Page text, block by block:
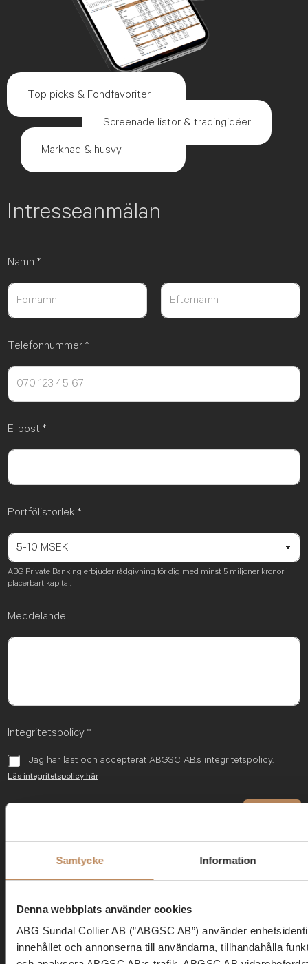
Samtycke Information
Denna webbplats använder cookies
ABG Sundal Collier AB (”ABGSC AB”) använder
innehållet och annonserna till användarna, tillhandahålla
Top picks & Fondfavoriter
Screenade listor & tradingidéer
Marknad & husvy
Intresseanmälan
Namn *
Telefonnummer *
E-post *
Portföljstorlek *
ABG Private Banking erbjuder rådgivning för dig med minst 5 miljoner kronor i
placerbart kapital.
Meddelande
Integritetspolicy *
Jag har läst och accepterat ABGSC AB:s integritetspolicy.
Läs integritetspolicy här
Kontakt